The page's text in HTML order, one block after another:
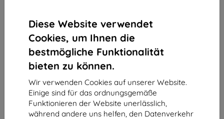
Diese Website verwendet
Cookies, um Ihnen die
bestmögliche Funktionalität
bieten zu können.
Wir verwenden Cookies auf unserer Website.
Einige sind für das ordnungsgemäße
Funktionieren der Website unerlässlich,
während andere uns helfen, den Datenverkehr
vom ganzen